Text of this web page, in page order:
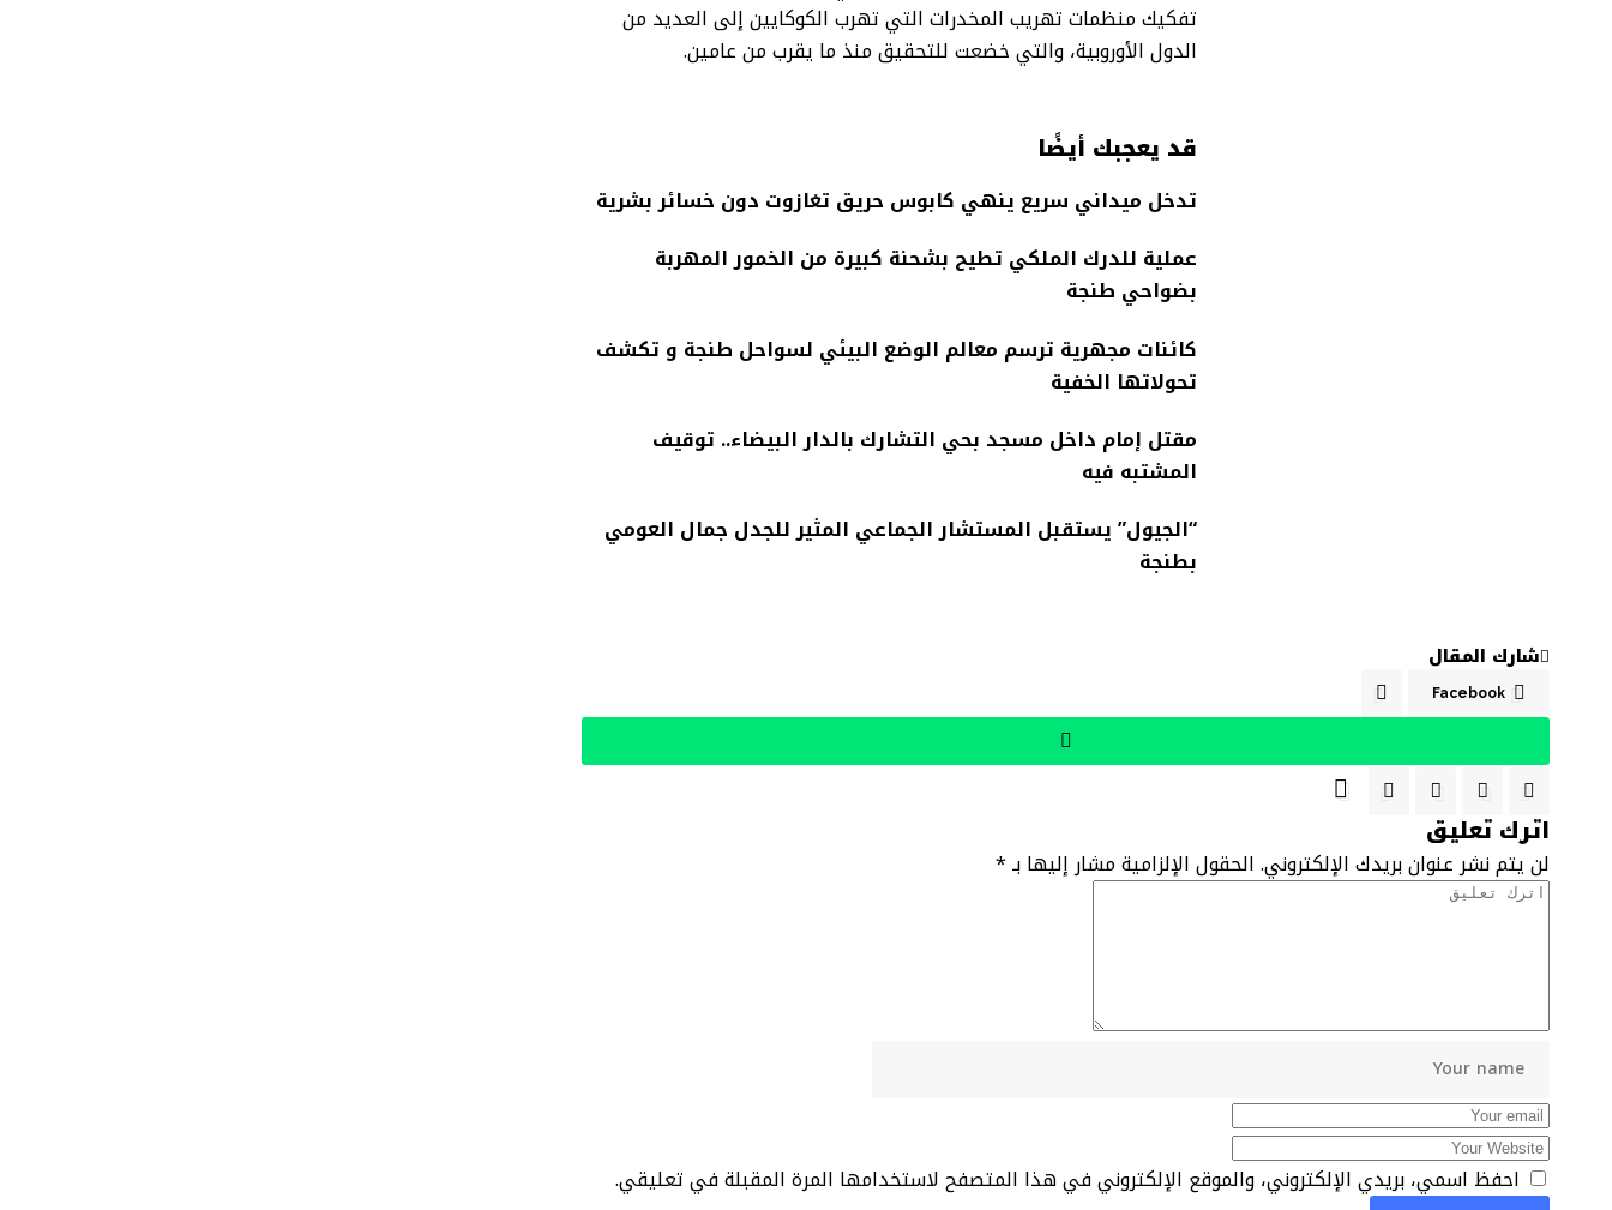
تفكيك منظمات تهريب المخدرات التي تهرب الكوكايين إلى العديد من
الدول الأوروبية، والتي خضعت للتحقيق منذ ما يقرب من عامين.
قد يعجبك أيضًا
تدخل ميداني سريع ينهي كابوس حريق تغازوت دون خسائر بشرية
عملية للدرك الملكي تطيح بشحنة كبيرة من الخمور المهربة
بضواحي طنجة
كائنات مجهرية ترسم معالم الوضع البيئي لسواحل طنجة و تكشف
تحولاتها الخفية
مقتل إمام داخل مسجد بحي التشارك بالدار البيضاء.. توقيف
المشتبه فيه
“الجيول” يستقبل المستشار الجماعي المثير للجدل جمال العومي
بطنجة
شارك المقال
Facebook
اترك تعليق
لن يتم نشر عنوان بريدك الإلكتروني.الحقول الإلزامية مشار إليها بـ*
احفظ اسمي، بريدي الإلكتروني، والموقع الإلكتروني في هذا المتصفح لاستخدامها المرة المقبلة في تعليقي.